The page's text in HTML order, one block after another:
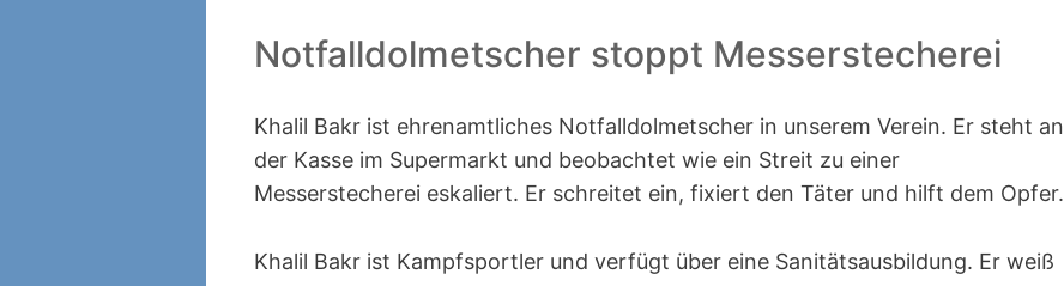
Notfalldolmetscher stoppt Messerstecherei
Khalil Bakr ist ehrenamtliches Notfalldolmetscher in unserem Verein. Er steht an
der Kasse im Supermarkt und beobachtet wie ein Streit zu einer
Messerstecherei eskaliert. Er schreitet ein, fixiert den Täter und hilft dem Opfer.
Khalil Bakr ist Kampfsportler und verfügt über eine Sanitätsausbildung. Er weiß